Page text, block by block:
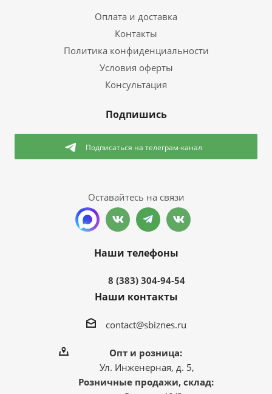
Оплата и доставка
Контакты
Политика конфиденциальности
Условия оферты
Консультация
Подпишись
Подписаться на телеграм-канал
Оставайтесь на связи
Наши телефоны
8 (383) 304-94-54
Наши контакты
contact@sbiznes.ru
Опт и розница:
Ул. Инженерная, д. 5,
Розничные продажи, склад: